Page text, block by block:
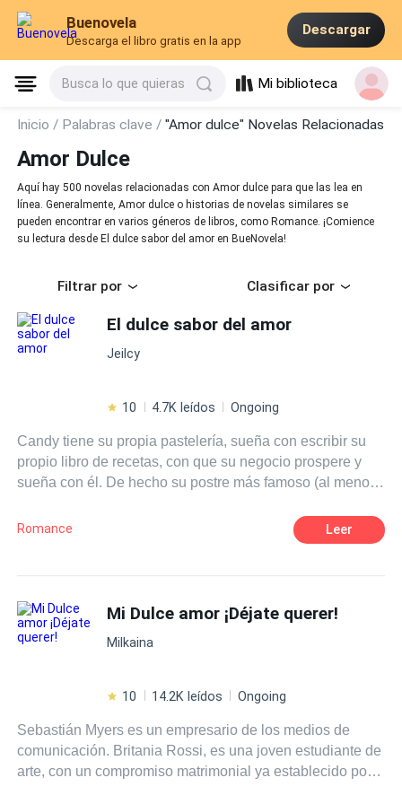
Buenovela
Descarga el libro gratis en la app
Descargar
Busca lo que quieras Mi biblioteca
Inicio / Palabras clave /"Amor dulce" Novelas Relacionadas
Amor Dulce
Aquí hay 500 novelas relacionadas con Amor dulce para que las lea en
línea. Generalmente, Amor dulce o historias de novelas similares se
pueden encontrar en varios géneros de libros, como Romance. ¡Comience
su lectura desde El dulce sabor del amor en BueNovela!
Filtrar por Clasificar por
El dulce sabor del amor
Jeilcy
10 4.7K leídos Ongoing
Candy tiene su propia pastelería, sueña con escribir su
propio libro de recetas, con que su negocio prospere y
sueña con él. De hecho su postre más famoso (al menos
Pero cuando su primer encuentro con el hombre que
tiene todos los ingredientes para ser una pasión oscura y
¿Será cierto que se llega al corazón a través de los
pasteles? Así va el dicho ¿no?
Romance Leer
Mi Dulce amor ¡Déjate querer!
Milkaina
10 14.2K leídos Ongoing
Sebastián Myers es un empresario de los medios de
comunicación. Britania Rossi, es una joven estudiante de
arte, con un compromiso matrimonial ya establecido por